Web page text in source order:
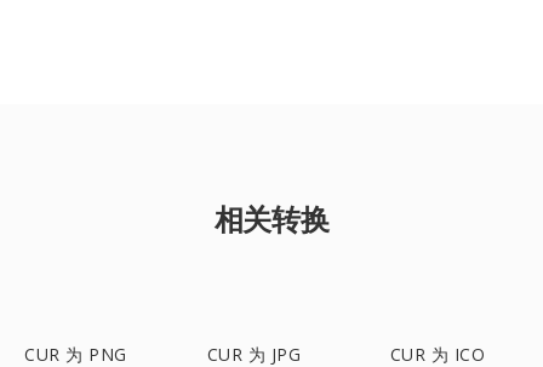
相关转换
CUR 为 PNG CUR 为 JPG CUR 为 ICO